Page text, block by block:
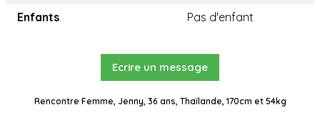
Enfants
Pas d'enfant
Ecrire un message
Rencontre Femme, Jenny, 36 ans, Thaïlande, 170cm et 54kg